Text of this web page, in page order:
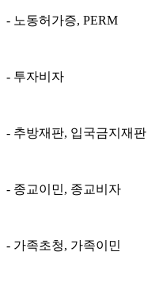
- 노동허가증, PERM
- 투자비자
- 추방재판, 입국금지재판
- 종교이민, 종교비자
- 가족초청, 가족이민